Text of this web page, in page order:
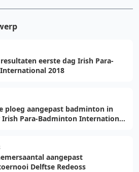
eerste dag Irish Para-
2018
ploeg aangepast badminton in
Para-Badminton International
aangepast
Delftse Redeoss